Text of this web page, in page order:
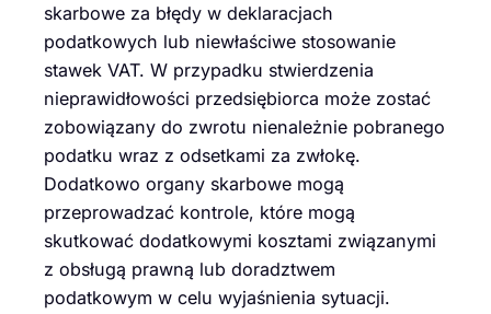
skarbowe za błędy w deklaracjach
podatkowych lub niewłaściwe stosowanie
stawek VAT. W przypadku stwierdzenia
nieprawidłowości przedsiębiorca może zostać
zobowiązany do zwrotu nienależnie pobranego
podatku wraz z odsetkami za zwłokę.
Dodatkowo organy skarbowe mogą
przeprowadzać kontrole, które mogą
skutkować dodatkowymi kosztami związanymi
z obsługą prawną lub doradztwem
podatkowym w celu wyjaśnienia sytuacji.